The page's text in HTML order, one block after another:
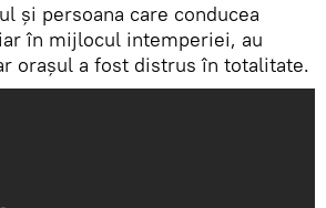
și persoana care conducea
în mijlocul intemperiei, au
orașul a fost distrus în totalitate.